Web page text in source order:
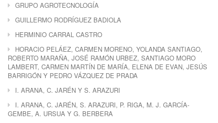
GRUPO AGROTECNOLOGÍA
GUILLERMO RODRÍGUEZ BADIOLA
HERMINIO CARRAL CASTRO
HORACIO PELÁEZ, CARMEN MORENO, YOLANDA SANTIAGO,
ROBERTO MARAÑA, JOSÉ RAMÓN URBEZ, SANTIAGO MORO
LAMBERT, CARMEN MARTÍN DE MARÍA, ELENA DE EVAN, JESÚS
BARRIGÓN Y PEDRO VÁZQUEZ DE PRADA
I. ARANA, C. JARÉN Y S. ARAZURI
I. ARANA, C. JARÉN, S. ARAZURI, P. RIGA, M. J. GARCÍA-
GEMBE, A. URSUA Y G. BERBERA